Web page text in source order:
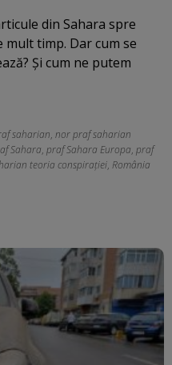
din Sahara spre
timp. Dar cum se
Și cum ne putem
saharian, nor praf saharian
Sahara, praf Sahara Europa, praf
teoria conspirației, România